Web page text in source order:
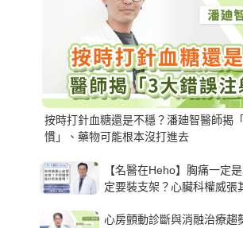
按時打針血糖還是不穩？潘廸智醫師揭
慣」、藥物可能根本沒打進去
【名醫在Heho】胸痛一定
定要裝支架？心臟科權威張
心房顫動診斷與消融治療趨